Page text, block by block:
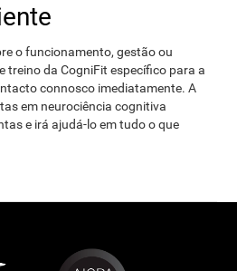
o funcionamento, gestão ou
treino da CogniFit específico para a
connosco imediatamente. A
em neurociência cognitiva
e irá ajudá-lo em tudo o que